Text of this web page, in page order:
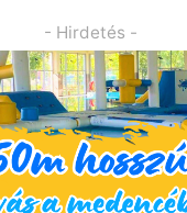
- Hirdetés -